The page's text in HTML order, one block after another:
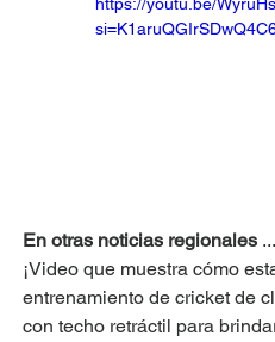
https://youtu.be/
En otras noticias regionales ...
¡Video que muestra cómo
entrenamiento de cricket de
con techo retráctil para